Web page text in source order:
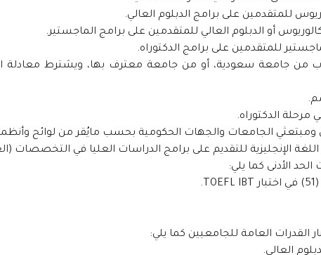
من جامعة سعودية، أو من جامعة معترف بها، ويشترط معادلة
اللغة الإنجليزية للتقديم على برامج الدراسات العليا في
الحد الأدنى كما يلي: